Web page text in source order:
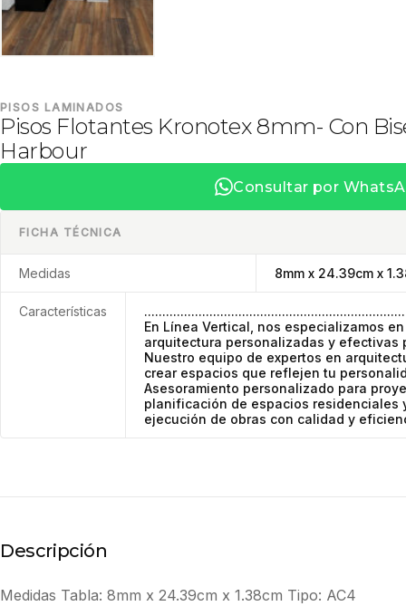
PISOS LAMINADOS
Pisos Flotantes Kronotex 8mm- Con
Harbour
Consultar por
FICHA TÉCNICA
Medidas 8mm x 24.39cm x
Características
En Línea Vertical, nos especializamos
arquitectura personalizadas y efectivas
Nuestro equipo de expertos en
crear espacios que reflejen tu
Asesoramiento personalizado para
planificación de espacios residenciales
ejecución de obras con calidad y
Descripción
Medidas Tabla: 8mm x 24.39cm x 1.38cm Tipo: AC4